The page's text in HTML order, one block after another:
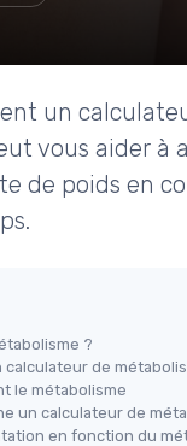
un
vous aider à
de poids en
?
de
le métabolisme
un calculateur de
en fonction du